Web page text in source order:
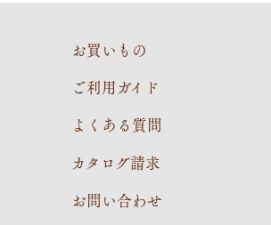
お買いもの
ご利用ガイド
よくある質問
カタログ請求
お問い合わせ